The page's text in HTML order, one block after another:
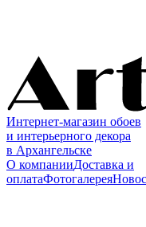
Интернет-магазин обоев
и интерьерного декора
в Архангельске
О компанииДоставка и
оплатаФотогалерея